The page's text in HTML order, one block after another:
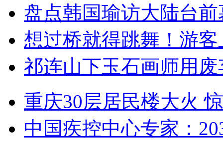
盘点韩国瑜访大陆台
想过桥就得跳舞！游客
祁连山下玉石画师用
重庆30层居民楼大火
中国疾控中心专家：